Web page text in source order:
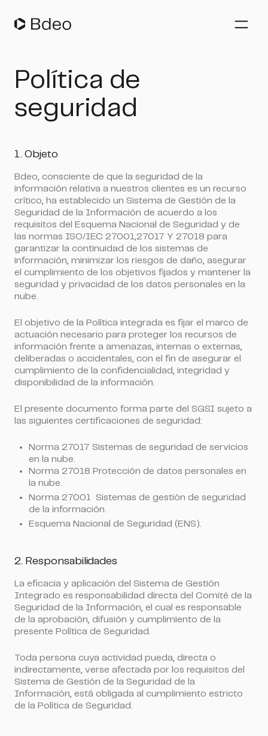
Aseguradoras de Motor
Suscripción de Pólizas
Gestión de Siniestros
Aseguradoras de Hogar
Recursos
Blog
Whitepapers
Webinars
Casos de éxito
Eventos
ES
English
Política de
seguridad
1. Objeto
Bdeo, consciente de que la seguridad de la
información relativa a nuestros clientes es un recurso
crítico, ha establecido un Sistema de Gestión de la
Seguridad de la Información de acuerdo a los
requisitos del Esquema Nacional de Seguridad y de
las normas ISO/IEC 27001,27017 Y 27018 para
garantizar la continuidad de los sistemas de
información, minimizar los riesgos de daño, asegurar
el cumplimiento de los objetivos fijados y mantener la
seguridad y privacidad de los datos personales en la
nube.
El objetivo de la Política integrada es fijar el marco de
actuación necesario para proteger los recursos de
información frente a amenazas, internas o externas,
deliberadas o accidentales, con el fin de asegurar el
cumplimiento de la confidencialidad, integridad y
disponibilidad de la información.
El presente documento forma parte del SGSI sujeto a
las siguientes certificaciones de seguridad:
Norma 27017 Sistemas de seguridad de servicios
en la nube.
Norma 27018 Protección de datos personales en
la nube.
Norma 27001 Sistemas de gestión de seguridad
de la información.
Esquema Nacional de Seguridad (ENS).
2. Responsabilidades
La eficacia y aplicación del Sistema de Gestión
Integrado es responsabilidad directa del Comité de la
Seguridad de la Información, el cual es responsable
de la aprobación, difusión y cumplimiento de la
presente Política de Seguridad.
Toda persona cuya actividad pueda, directa o
indirectamente, verse afectada por los requisitos del
Sistema de Gestión de la Seguridad de la
Información, está obligada al cumplimiento estricto
de la Política de Seguridad.